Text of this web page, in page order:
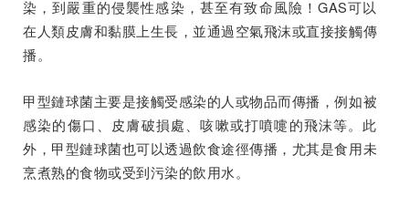
染，到嚴重的侵襲性感染，甚至有致命風險！GAS可以
在人類皮膚和黏膜上生長，並通過空氣飛沫或直接接觸傳
播。
甲型鏈球菌主要是接觸受感染的人或物品而傳播，例如被
感染的傷口、皮膚破損處、咳嗽或打噴嚏的飛沫等。此
外，甲型鏈球菌也可以透過飲食途徑傳播，尤其是食用未
烹煮熟的食物或受到污染的飲用水。